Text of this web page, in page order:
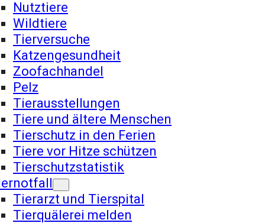
Nutztiere
Wildtiere
Tierversuche
Katzengesundheit
Zoofachhandel
Pelz
Tierausstellungen
Tiere und ältere Menschen
Tierschutz in den Ferien
Tiere vor Hitze schützen
Tierschutzstatistik
Tierarzt und Tierspital
Tierquälerei melden